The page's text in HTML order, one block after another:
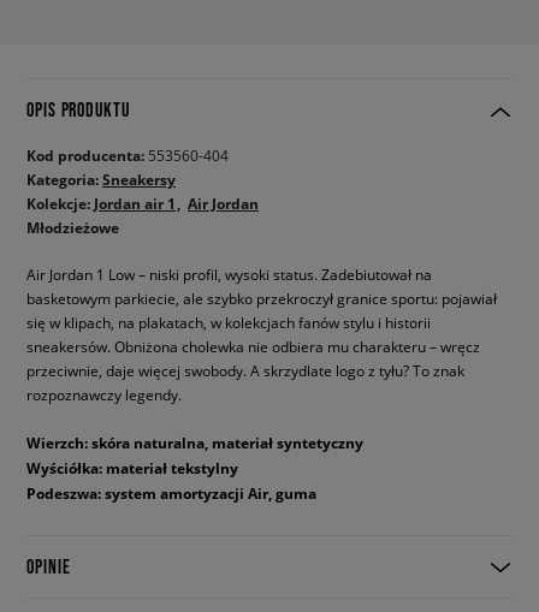
OPIS PRODUKTU
Kod producenta: 553560-404
Kategoria:Sneakersy
Kolekcje: Jordan air 1
Air Jordan
Młodzieżowe
Air Jordan 1 Low – niski profil, wysoki status. Zadebiutował na
basketowym parkiecie, ale szybko przekroczył granice sportu: pojawiał
się w klipach, na plakatach, w kolekcjach fanów stylu i historii
sneakersów. Obniżona cholewka nie odbiera mu charakteru – wręcz
przeciwnie, daje więcej swobody. A skrzydlate logo z tyłu? To znak
rozpoznawczy legendy.
Wierzch: skóra naturalna, materiał syntetyczny
Wyściółka: materiał tekstylny
Podeszwa: system amortyzacji Air, guma
OPINIE